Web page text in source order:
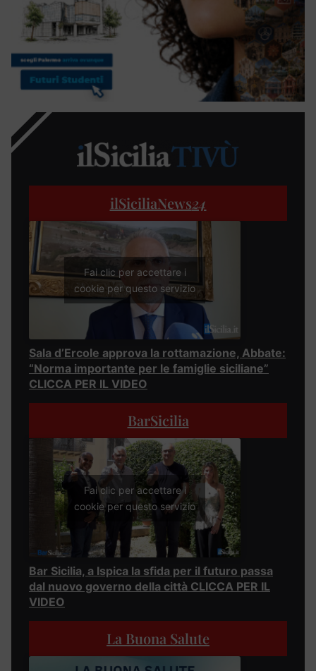
ilSiciliaNews24
Fai clic per accettare i
cookie per questo servizio
Sala d’Ercole approva la rottamazione, Abbate:
“Norma importante per le famiglie siciliane”
CLICCA PER IL VIDEO
BarSicilia
Fai clic per accettare i
cookie per questo servizio
Bar Sicilia, a Ispica la sfida per il futuro passa
dal nuovo governo della città CLICCA PER IL
VIDEO
La Buona Salute